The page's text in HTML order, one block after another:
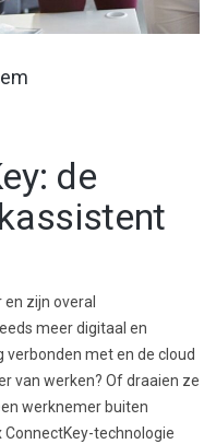
de
zijn overal
meer digitaal en
verbonden met en de cloud
van werken? Of draaien ze
werknemer buiten
ConnectKey-technologie